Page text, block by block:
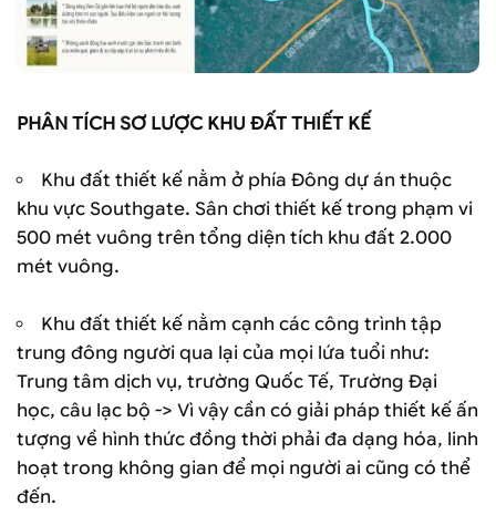
PHÂN TÍCH SƠ LƯỢC KHU ĐẤT THIẾT KẾ
Khu đất thiết kế nằm ở phía Đông dự án thuộc
khu vực Southgate. Sân chơi thiết kế trong phạm vi
500 mét vuông trên tổng diện tích khu đất 2.000
mét vuông.
Khu đất thiết kế nằm cạnh các công trình tập
trung đông người qua lại của mọi lứa tuổi như:
Trung tâm dịch vụ, trường Quốc Tế, Trường Đại
học, câu lạc bộ -> Vì vậy cần có giải pháp thiết kế ấn
tượng về hình thức đồng thời phải đa dạng hóa, linh
hoạt trong không gian để mọi người ai cũng có thể
đến.